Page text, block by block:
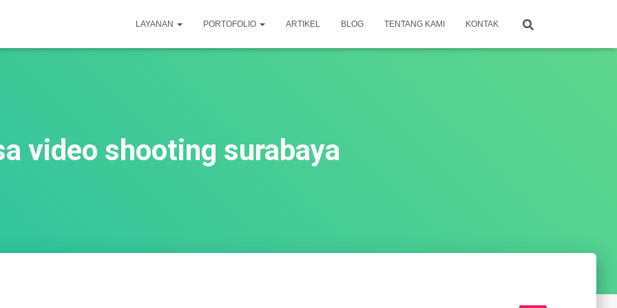
LAYANAN PORTOFOLIO ARTIKEL BLOG TENTANG KAMI KONTAK
video shooting surabaya